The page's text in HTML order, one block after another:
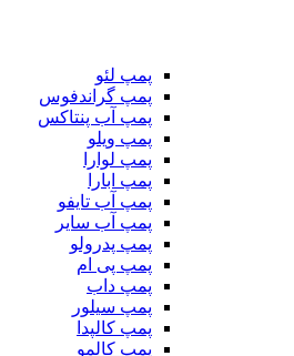
پمپ لئو
پمپ گراندفوس
پمپ آب پنتاکس
پمپ ویلو
پمپ لوارا
پمپ ابارا
پمپ آب تایفو
پمپ آب سایر
پمپ پدرولو
پمپ پی ام
پمپ داب
پمپ سیلور
پمپ کالپدا
پمپ کالمو